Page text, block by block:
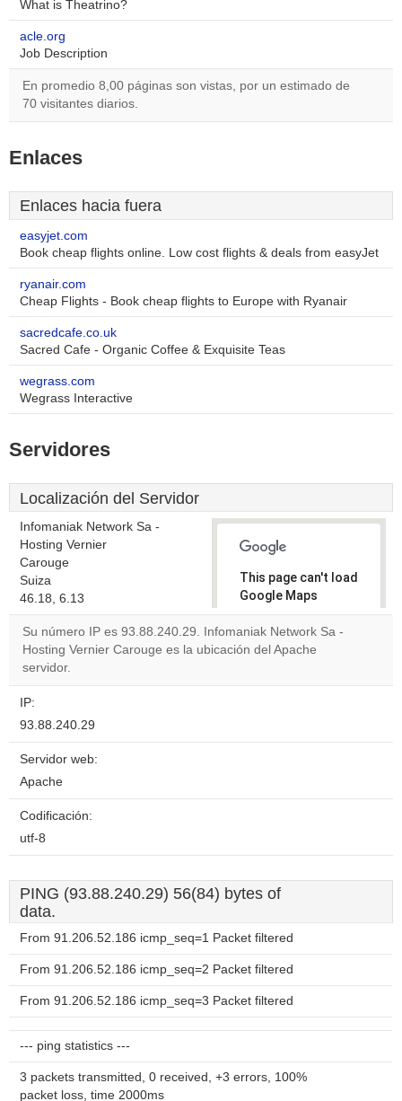
What is Theatrino?
acle.org
Job Description
En promedio 8,00 páginas son vistas, por un estimado de
70 visitantes diarios.
Enlaces
Enlaces hacia fuera
easyjet.com
Book cheap flights online. Low cost flights & deals from easyJet
ryanair.com
Cheap Flights - Book cheap flights to Europe with Ryanair
sacredcafe.co.uk
Sacred Cafe - Organic Coffee & Exquisite Teas
wegrass.com
Wegrass Interactive
Servidores
Localización del Servidor
Infomaniak Network Sa -
Hosting Vernier
Carouge
Suiza
46.18, 6.13
This page can't load
Google Maps
correctly.
Do you
Su número IP es 93.88.240.29. Infomaniak Network Sa -
Hosting Vernier Carouge es la ubicación del Apache
servidor.
IP:
93.88.240.29
Servidor web:
Apache
Codificación:
utf-8
PING (93.88.240.29) 56(84) bytes of
data.
From 91.206.52.186 icmp_seq=1 Packet filtered
From 91.206.52.186 icmp_seq=2 Packet filtered
From 91.206.52.186 icmp_seq=3 Packet filtered
--- ping statistics ---
3 packets transmitted, 0 received, +3 errors, 100%
packet loss, time 2000ms